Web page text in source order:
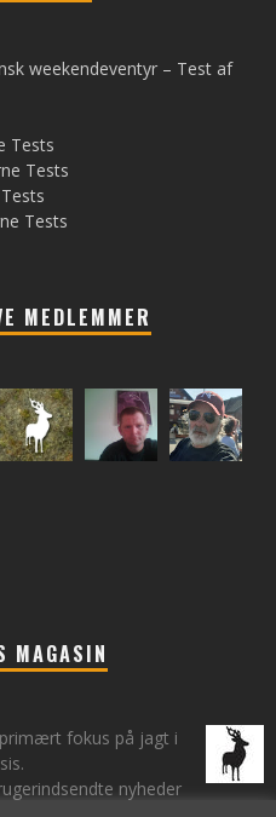
weekendeventyr – Test af
Tests
Tests
Tests
MEDLEMMER
MAGASIN
fokus på jagt i
nyheder